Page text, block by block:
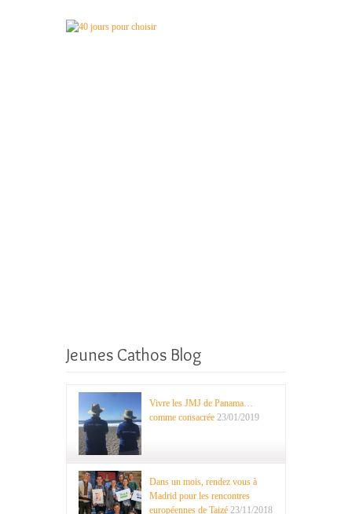
Jeunes Cathos Blog
Vivre les JMJ de Panama…
comme consacrée 23/01/2019
Dans un mois, rendez vous à
Madrid pour les rencontres
européennes de Taizé 23/11/2018